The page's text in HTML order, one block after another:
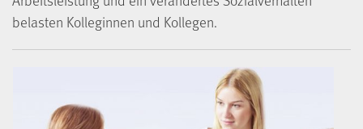
belasten Kolleginnen und Kollegen.